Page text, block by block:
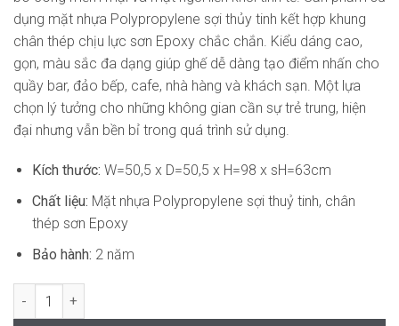
dụng mặt nhựa Polypropylene sợi thủy tinh kết hợp khung
chân thép chịu lực sơn Epoxy chắc chắn. Kiểu dáng cao,
gọn, màu sắc đa dạng giúp ghế dễ dàng tạo điểm nhấn cho
quầy bar, đảo bếp, cafe, nhà hàng và khách sạn. Một lựa
chọn lý tưởng cho những không gian cần sự trẻ trung, hiện
đại nhưng vẫn bền bỉ trong quá trình sử dụng.
Kích thước: W=50,5 x D=50,5 x H=98 x sH=63cm
Chất liệu: Mặt nhựa Polypropylene sợi thuỷ tinh, chân
thép sơn Epoxy
Bảo hành: 2 năm
Ghế Quầy Bar Cao Cấp SG-WC647 số lượng